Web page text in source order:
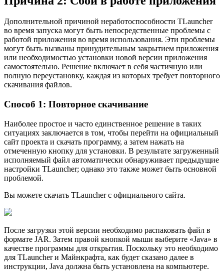
Дополнительной причиной неработоспособности TLauncher
во время запуска могут быть непосредственные проблемы с
работой приложения во время использования. Эти проблемы
могут быть вызваны принудительным закрытием приложения
или необходимостью установки новой версии приложения
самостоятельно. Решение включает в себя частичную или
полную переустановку, каждая из которых требует повторного
скачивания файлов.
Способ 1: Повторное скачивание
Наибoлее простое и часто единственное решение в таких
ситуациях заключается в том, чтобы перейти на официальный
сайт проекта и скачать программу, а затем нажать на
отмеченную кнопку для установки. В результате загруженный
исполняемый файл автоматически обнаруживает предыдущие
настройки TLauncher; однако это также может быть основной
проблемой.
Вы можете скачать TLauncher с официального сайта.
После загрузки этой версии необходимо распаковать файл в
формате JAR. Затем правой кнопкой мыши выберите «Java» в
качестве программы для открытия. Поскольку это необходимо
для TLauncher и Майнкрафта, как будет сказано далее в
инструкции, Java должна быть установлена на компьютере.